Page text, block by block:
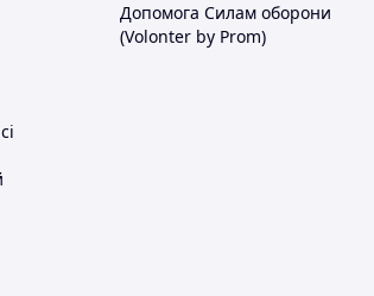
Допомога Силам оборони
(Volonter by Prom)